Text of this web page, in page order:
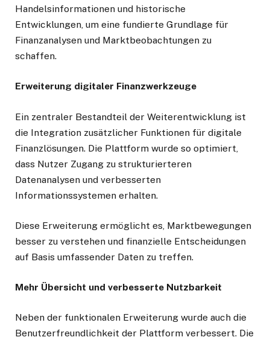
Handelsinformationen und historische
Entwicklungen, um eine fundierte Grundlage für
Finanzanalysen und Marktbeobachtungen zu
schaffen.
Erweiterung digitaler Finanzwerkzeuge
Ein zentraler Bestandteil der Weiterentwicklung ist
die Integration zusätzlicher Funktionen für digitale
Finanzlösungen. Die Plattform wurde so optimiert,
dass Nutzer Zugang zu strukturierteren
Datenanalysen und verbesserten
Informationssystemen erhalten.
Diese Erweiterung ermöglicht es, Marktbewegungen
besser zu verstehen und finanzielle Entscheidungen
auf Basis umfassender Daten zu treffen.
Mehr Übersicht und verbesserte Nutzbarkeit
Neben der funktionalen Erweiterung wurde auch die
Benutzerfreundlichkeit der Plattform verbessert. Die